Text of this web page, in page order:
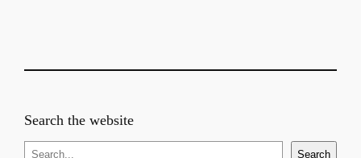
Search the website
S
Search